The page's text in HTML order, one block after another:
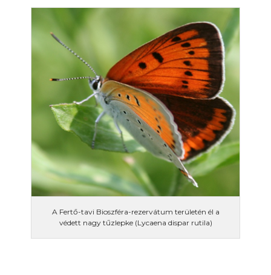
A Fertő-tavi Bioszféra-rezervátum területén él a
védett nagy tűzlepke (Lycaena dispar rutila)